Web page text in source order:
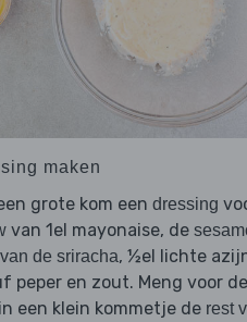
maken
grote kom een dressing
van 1el mayonaise, de
de sriracha, ½el lichte
peper en zout. Meng voor de
in een klein kommetje de rest